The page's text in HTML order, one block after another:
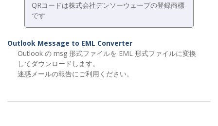
QRコードは株式会社デンソーウェーブの登録商標
です
Outlook Message to EML Converter
Outlook の msg 形式ファイルを EML 形式ファイルに変換
してダウンロードします。
迷惑メールの報告にご利用ください。